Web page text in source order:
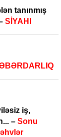
tanınmış
SİYAHI
iş,
– Sonu